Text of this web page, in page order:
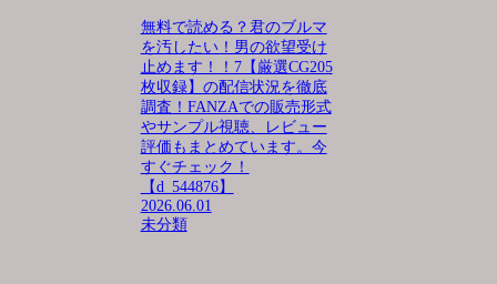
無料で読める？君のブルマ
を汚したい！男の欲望受け
止めます！！7【厳選CG205
枚収録】の配信状況を徹底
調査！FANZAでの販売形式
やサンプル視聴、レビュー
評価もまとめています。今
すぐチェック！
【d_544876】
2026.06.01
未分類